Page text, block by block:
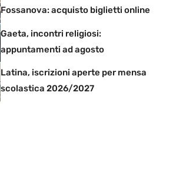
Fossanova: acquisto biglietti online
Gaeta, incontri religiosi:
appuntamenti ad agosto
Latina, iscrizioni aperte per mensa
scolastica 2026/2027